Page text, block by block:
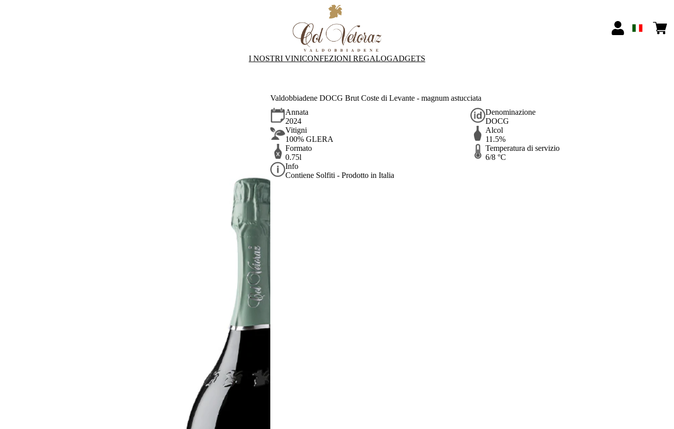
I NOSTRI VINICONFEZIONI REGALOGADGETS
Valdobbiadene DOCG Brut Coste di Levante - magnum astucciata
Annata
2024
Denominazione
DOCG
Vitigni
100% GLERA
Alcol
11.5%
Formato
0.75l
Temperatura di servizio
6/8 °C
Info
Contiene Solfiti - Prodotto in Italia